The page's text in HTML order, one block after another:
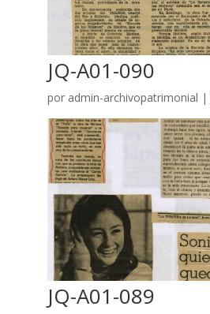
JQ-A01-090
por admin-archivopatrimonial |
JQ-A01-089